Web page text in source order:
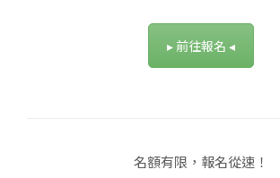
▸ 前往報名 ◂
名額有限，報名從速！